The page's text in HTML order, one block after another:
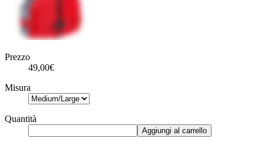
Prezzo
49,00€
Misura
Quantità
Aggiungi al carrello